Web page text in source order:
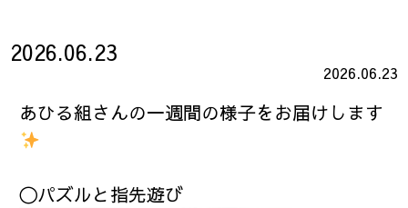
2026.06.23
2026.06.23
あひる組さんの一週間の様子をお届けします
〇パズルと指先遊び